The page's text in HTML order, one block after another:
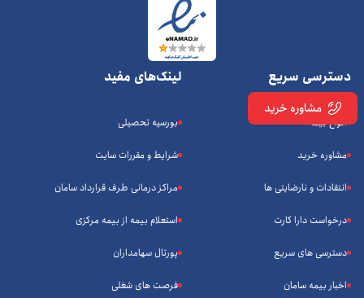
مشاوره خرید
دسترسی سریع
انواع بیمه
مشاوره خرید
انتقادات و نارضایتی ها
درخواست دارا کارت
دسترسی های سریع
اخبار بیمه سامان
لینک‌های مفید
بورسیه تحصیلی
شرایط و مقررات سایت
مراکز درمانی طرف قرارداد سامان
استعلام بیمه از بیمه مرکزی
پورتال سهامداران
فرصت های شغلی